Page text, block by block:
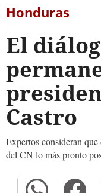
Honduras
El
Castro
Expertos consideran
del CN lo más pronto